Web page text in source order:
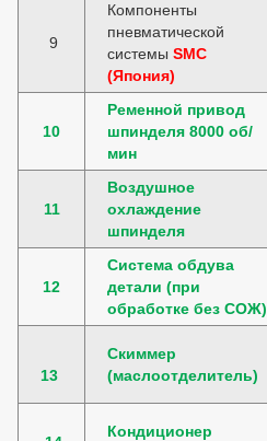
9
Компоненты
пневматической
системы SMC
(Япония)
10
Ременной привод
шпинделя 8000 об/
мин
11
Воздушное
охлаждение
шпинделя
12
Система обдува
детали (при
обработке без СОЖ)
13
Скиммер
(маслоотделитель)
Кондиционер